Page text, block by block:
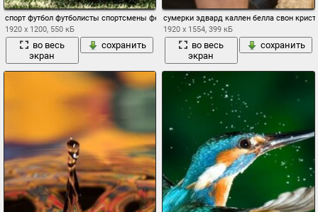
спорт футбол футболисты спортсмены фернандо торрес поле трава радость
1920 x 1200, 550 кБ
во весь
экран
сохранить
сумерки эдвард каллен белла свон
1920 x 1554, 399 кБ
во весь
экран
сохранить